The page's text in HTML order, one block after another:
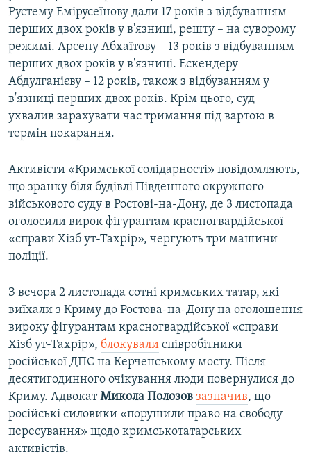
Рустему Емірусеїнову дали 17 років з відбуванням
перших двох років у в'язниці, решту – на суворому
режимі. Арсену Абхаїтову – 13 років з відбуванням
перших двох років у в'язниці. Ескендеру
Абдулганієву – 12 років, також з відбуванням у
в'язниці перших двох років. Крім цього, суд
ухвалив зарахувати час тримання під вартою в
термін покарання.
Активісти «Кримської солідарності» повідомляють,
що зранку біля будівлі Південного окружного
військового суду в Ростові-на-Дону, де 3 листопада
оголосили вирок фігурантам красногвардійської
«справи Хізб ут-Тахрір», чергують три машини
поліції.
З вечора 2 листопада сотні кримських татар, які
виїхали з Криму до Ростова-на-Дону на оголошення
вироку фігурантам красногвардійської «справи
Хізб ут-Тахрір», блокували співробітники
російської ДПС на Керченському мосту. Після
десятигодинного очікування люди повернулися до
Криму. АдвокатМикола Полозов зазначив, що
російські силовики «порушили право на свободу
пересування» щодо кримськотатарських
активістів.